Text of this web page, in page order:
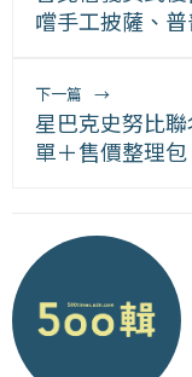
嚐手工披薩、
下一篇 →
星巴克史努比
單＋售價整理包